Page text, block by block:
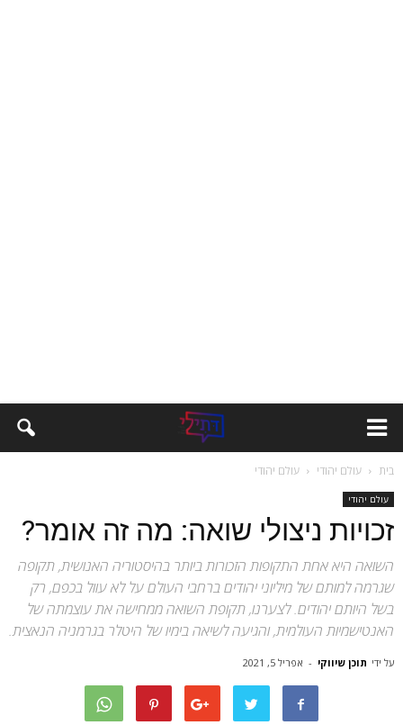
בית עולם יהודי עולם יהודי
עולם יהודי
זכויות ניצולי שואה: מה זה אומר?
השואה היא אחת התקופות הזכורות ביותר בהיסטוריה האנושית, תקופה
שגרמה למותם של מיליוני יהודים ברחבי העולם על לא עוול בכפם, רק
בשל היותם יהודים. לצערנו, תקופת השואה ממחישה את עוצמתה של
האנטישמיות העולמית, והגיעה לשיאה בימיו של היטלר בגרמניה הנאצית.
על ידי תוכן שיווקי - אפריל 5, 2021